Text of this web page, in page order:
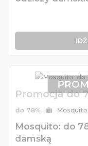
Promocja do
do 78% Mosquito
Mosquito: do
damską